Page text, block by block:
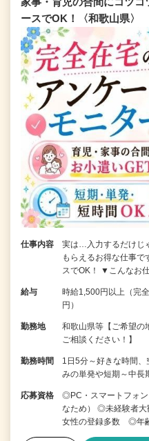
ースでOK！〈和歌山県〉
仕事内容
実は…入力するだけじ
もらえるお得な仕事で
スでOK！ ▼こんなお
給与
時給1,500円以上（完
円）
勤務地
和歌山県等【ご希望
ご相談ください！】
勤務時間
1日5分～好きな時間
みの単発や短期～中
応募資格
◎PC・スマートフォ
なため） ◎未経験者
女性の登録多数 ◎年